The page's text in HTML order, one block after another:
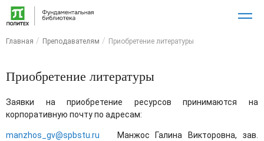
Главная Преподавателям Приобретение литературы
Приобретение литературы
Заявки на приобретение ресурсов принимаются на
корпоративную почтупо адресам:
manzhos_gv@spbstu.ru Манжос Галина Викторовна, зав.